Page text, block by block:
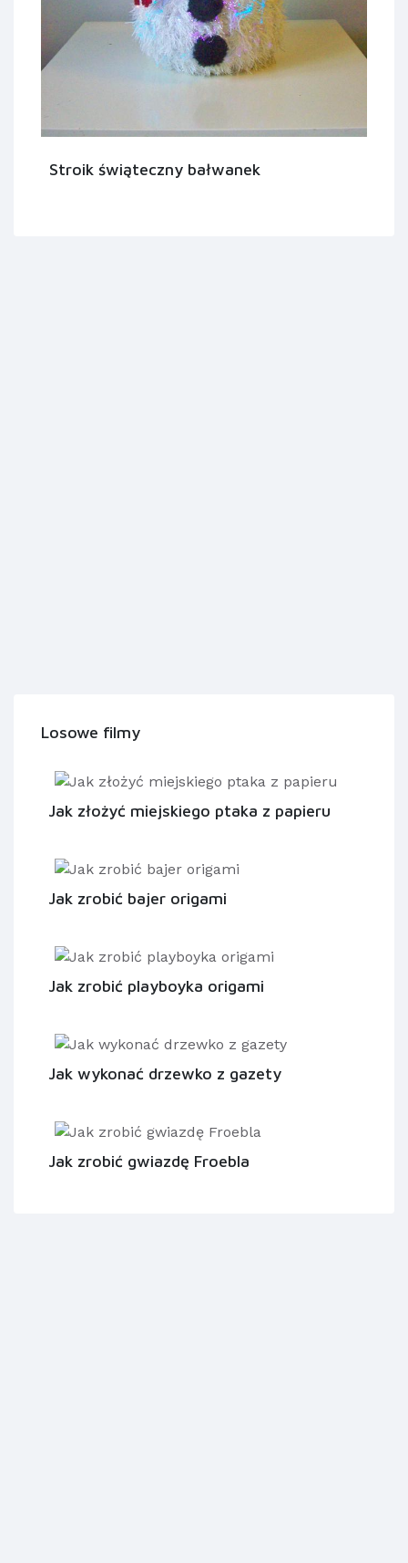
Stroik świąteczny bałwanek
Losowe filmy
Jak złożyć miejskiego ptaka z papieru
Jak zrobić bajer origami
Jak zrobić playboyka origami
Jak wykonać drzewko z gazety
Jak zrobić gwiazdę Froebla